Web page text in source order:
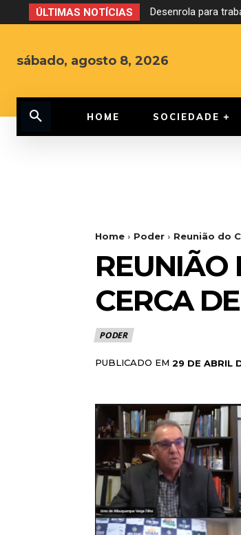
ÚLTIMAS NOTÍCIAS Desenrola para
Debate ao
sábado, agosto 8, 2026
HOME SOCIEDADE
Home Poder Reunião do
REUNIÃO
CERCA
PODER
PUBLICADO EM 29 DE ABRIL